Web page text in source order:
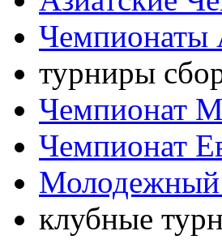
Чемпионаты
турниры
Чемпионат
Чемпионат
клубные